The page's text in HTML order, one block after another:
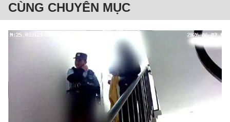
CÙNG CHUYÊN MỤC